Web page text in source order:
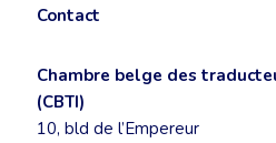
Contact
Chambre belge des
(CBTI)
10, bld de l’Empereur